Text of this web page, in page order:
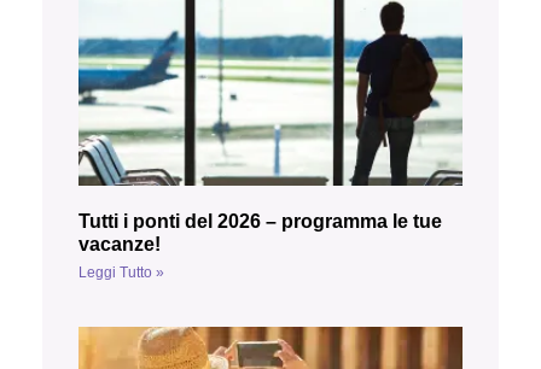
Tutti i ponti del 2026 – programma le tue
vacanze!
Leggi Tutto »